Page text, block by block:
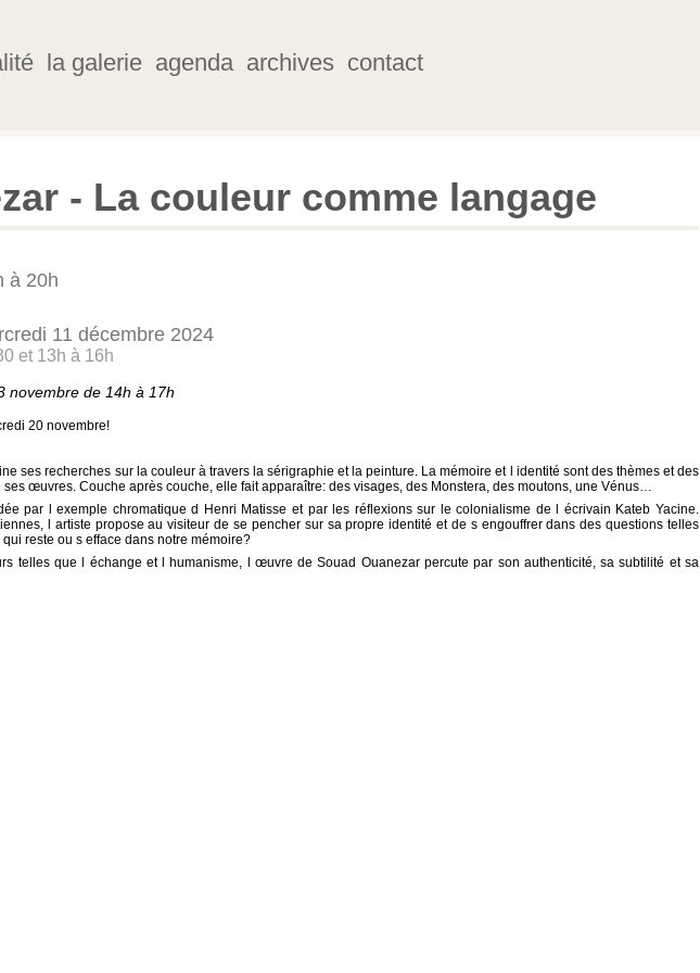
la galerie agenda archives contact
- La couleur comme langage
à 20h
11 décembre 2024
et 13h à 16h
novembre de 14h à 17h
20 novembre!
ses recherches sur la couleur à travers la sérigraphie et la peinture. La mémoire et l identité sont des thèmes et des
œuvres. Couche après couche, elle fait apparaître: des visages, des Monstera, des moutons, une Vénus…
par l exemple chromatique d Henri Matisse et par les réflexions sur le colonialisme de l écrivain Kateb Yacine.
l artiste propose au visiteur de se pencher sur sa propre identité et de s engouffrer dans des questions telles
reste ou s efface dans notre mémoire?
telles que l échange et l humanisme, l œuvre de Souad Ouanezar percute par son authenticité, sa subtilité et sa